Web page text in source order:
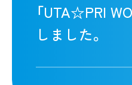
「UTA☆PRI
しました。